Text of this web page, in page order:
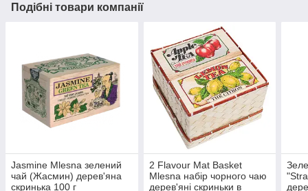
Подібні товари компанії
Jasmine Mlesna зелений
чай (Жасмин) дерев'яна
скринька 100 г
2 Flavour Mat Basket
Mlesna набір чорного чаю
дерев'яні скриньки в